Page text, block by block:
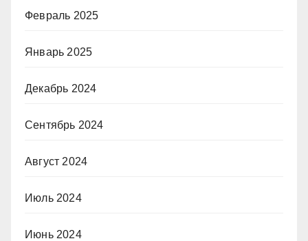
Февраль 2025
Январь 2025
Декабрь 2024
Сентябрь 2024
Август 2024
Июль 2024
Июнь 2024